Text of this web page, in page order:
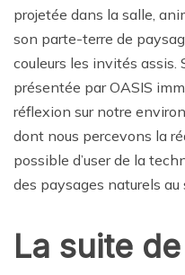
projetée dans la salle,
son parte-terre de
couleurs les invités assis.
présentée par OASIS
réflexion sur notre
dont nous percevons la
possible d’user de la
des paysages naturels au
La suite